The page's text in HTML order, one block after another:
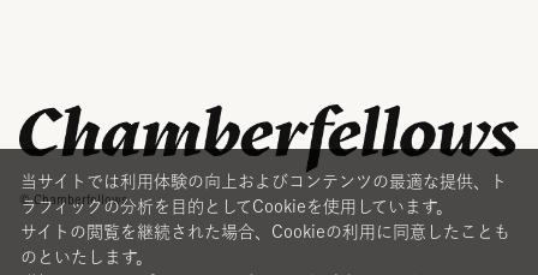
© Chamberfellows
当サイトでは利用体験の向上およびコンテンツの最適な提供、ト
ラフィックの分析を目的としてCookieを使用しています。
サイトの閲覧を継続された場合、Cookieの利用に同意したことも
のといたします。